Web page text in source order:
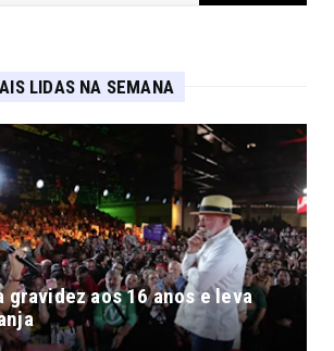
LIDAS NA SEMANA
aos 16 anos e leva